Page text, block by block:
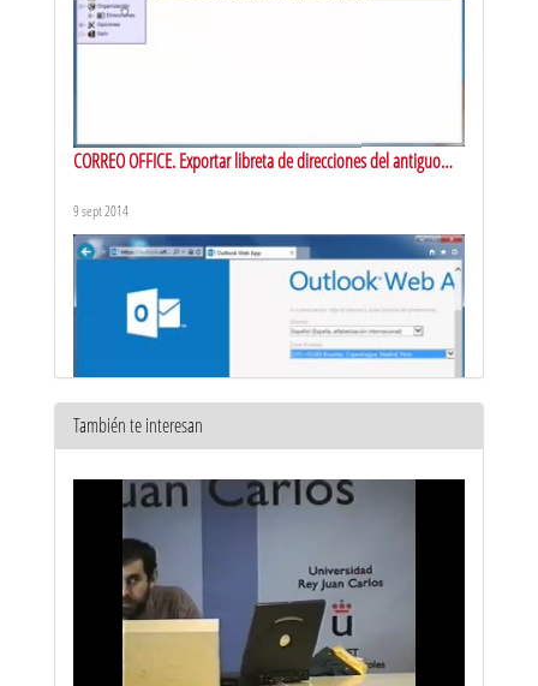
CORREO OFFICE. Exportar libreta de direcciones del antiguo
9 sept 2014
También te interesan